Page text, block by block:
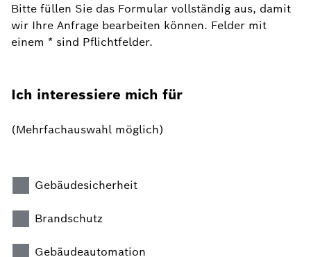
Bitte füllen Sie das Formular vollständig aus, damit
wir Ihre Anfrage bearbeiten können. Felder mit
einem * sind Pflichtfelder.
Ich interessiere mich für
(Mehrfachauswahl möglich)
Gebäudesicherheit
Brandschutz
Gebäudeautomation